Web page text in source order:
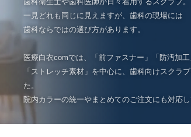
一見どれも同じに見えますが、歯科の現場には
歯科ならではの選び方があります。
医療白衣comでは、「前ファスナー」「防汚加工
「ストレッチ素材」を中心に、歯科向けスクラ
た。
院内カラーの統一やまとめてのご注文にも対応し